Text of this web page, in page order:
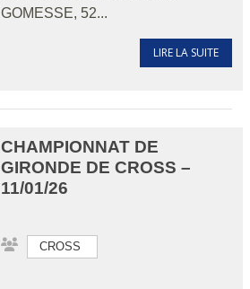
GOMESSE, 52...
LIRE LA SUITE
CHAMPIONNAT DE
GIRONDE DE CROSS –
11/01/26
CROSS